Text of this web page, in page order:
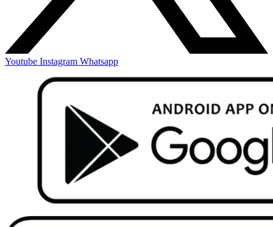
Youtube Instagram Whatsapp